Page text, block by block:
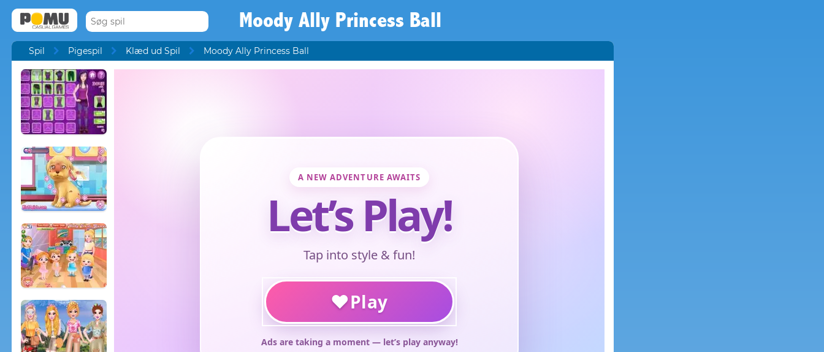
Moody Ally Princess Ball
Spil Pigespil Klæd ud Spil Moody Ally Princess Ball